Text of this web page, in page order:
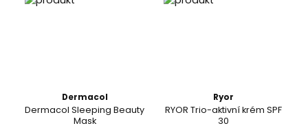
Dermacol
Dermacol Sleeping Beauty
Mask
Ryor
RYOR Trio-aktivní krém SPF
30